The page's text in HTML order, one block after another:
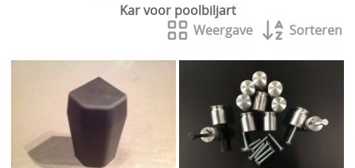
Kar voor poolbiljart
Weergave
Sorteren